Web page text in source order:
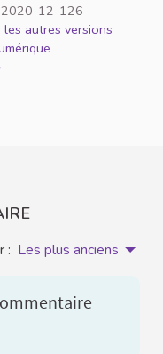
2020-12-126
les autres versions
: Les plus anciens